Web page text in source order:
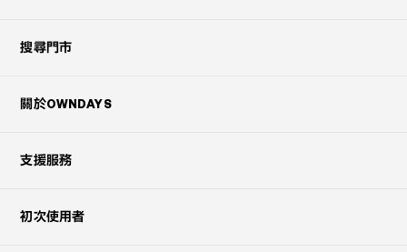
搜尋門市
關於OWNDAYS
支援服務
初次使用者